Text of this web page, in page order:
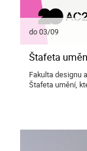
do 03/09
Štafeta
Fakulta designu
Štafeta umění,